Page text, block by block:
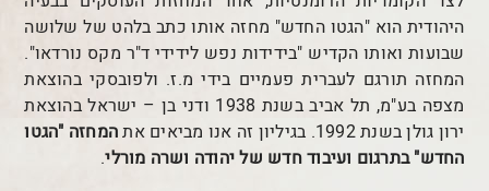
היהודית הוא "הגטו החדש" מחזה אותו כתב בלהט של שלושה
שבועות ואותו הקדיש "בידידות נפש לידידי ד"ר מקס נורדאו".
המחזה תורגם לעברית פעמיים בידי מ.ז. ולפובסקי בהוצאת
מצפה בע"מ, תל אביב בשנת 1938 ודני בן – ישראל בהוצאת
ירון גולן בשנת 1992. בגיליון זה אנו מביאים את
המחזה "הגטו
החדש" בתרגום ועיבוד חדש של יהודה ושרה מורלי.